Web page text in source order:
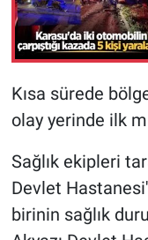
Kısa sürede
olay yerinde ilk
Sağlık ekipleri
Devlet
birinin sağlık